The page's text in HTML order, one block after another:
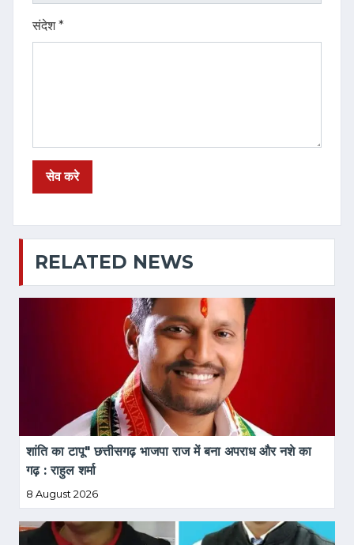
संदेश *
RELATED NEWS
शांति का टापू" छत्तीसगढ़ भाजपा राज में बना अपराध और नशे का
गढ़ : राहुल शर्मा
8 August 2026